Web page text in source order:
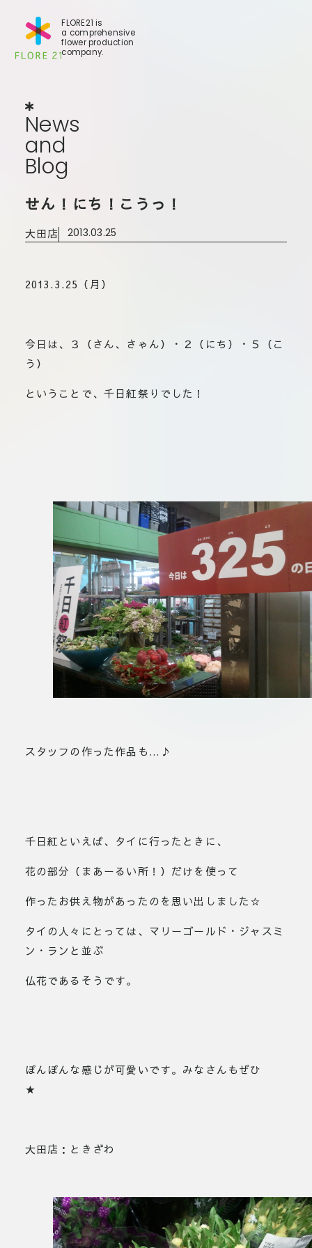
FLORE21 is
a comprehensive
flower production
company.
News
News
and
and
Blog
Blog
せん！にち！こうっ！
大田店 2013.03.25
2013.3.25（月）
今日は、３（さん、さゃん）・２（にち）・５（こ
う）
ということで、千日紅祭りでした！
スタッフの作った作品も…♪
千日紅といえば、タイに行ったときに、
花の部分（まあーるい所！）だけを使って
作ったお供え物があったのを思い出しました☆
タイの人々にとっては、マリーゴールド・ジャスミ
ン・ランと並ぶ
仏花であるそうです。
ぽんぽんな感じが可愛いです。みなさんもぜひ
大田店：ときざわ
大田本店
川崎加工部
flore21
official instagram
Tokyo
shokubutsu zufu
facebook